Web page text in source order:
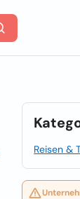
Reisen &